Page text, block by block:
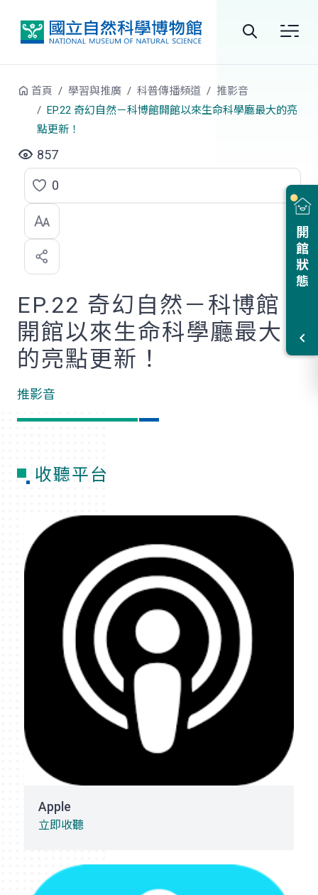
站
搜
開館狀態
首頁 學習與推廣 科普傳播頻道
推影音
EP.22 奇幻自然－科博館開館以來生命科學廳最大的亮
點更新！
857
點
選
喜
歡
0
EP.22 奇幻自然－科博館
開館以來生命科學廳最大
的亮點更新！
推影音
收聽平台
Apple
立即收聽